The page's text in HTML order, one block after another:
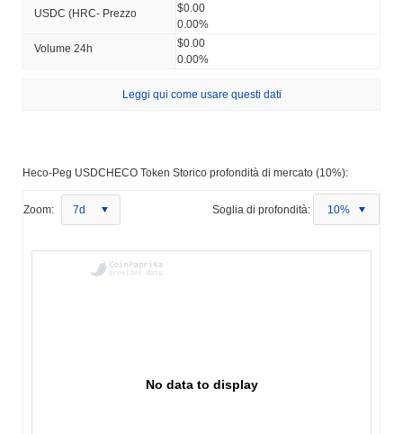
USDC (HRC- Prezzo
$0.00
0.00%
Volume 24h
$0.00
0.00%
Leggi qui come usare questi dati
Heco-Peg USDCHECO Token Storico profondità di mercato (10%):
Zoom: 7d Soglia di profondità: 10%
No data to display